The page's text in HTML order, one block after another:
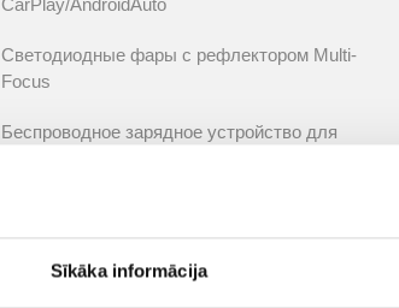
Sīkāka informācija
Светодиодные фары с рефлектором Multi-
Focus
Беспроводное зарядное устройство для
10,25 дюйма
Легкосплавные диски 16 дюймов